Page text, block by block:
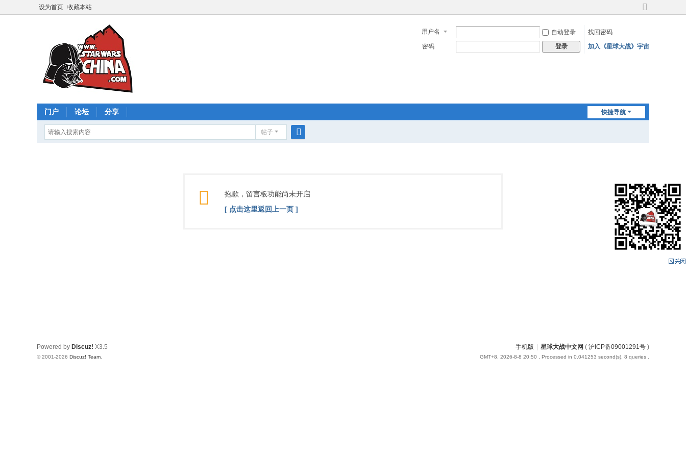
设为首页 收藏本站
切
宽
用户名 自动登录
找回密码
密码
登录 加入《星球大战》宇宙
快捷导航
门户 论坛 分享
帖子
抱歉，留言板功能尚未开启
[ 点击这里返回上一页 ]
手机版 星球大战中文网 ( 沪ICP备09001291号 )
GMT+8, 2026-8-8 20:50 , Processed in 0.041253 second(s), 8 queries .
Powered by Discuz! X3.5
© 2001-2026 Discuz! Team